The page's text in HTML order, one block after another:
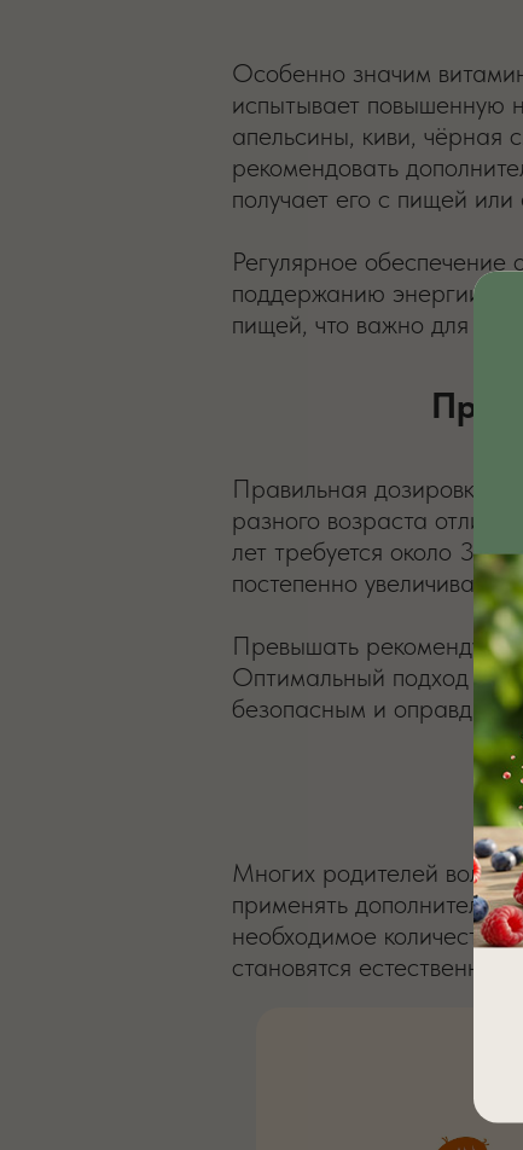
Особенно значим
испытывает повышенную
апельсины, киви, чёрная
рекомендовать
получает его с пищей
Регулярное обеспечение
поддержанию энергии и
пищей, что важно для
Правильная дозировка
разного возраста
лет требуется около
постепенно
Превышать
Оптимальный подход —
безопасным и
Со
Многих родителей
применять
необходимое количество
становятся естественным